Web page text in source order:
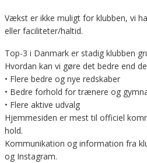
Vækst er ikke muligt for klubben, vi
eller faciliteter/haltid.
Top-3 i Danmark er stadig klubben
Hvordan kan vi gøre det bedre end
• Flere bedre og nye redskaber
• Bedre forhold for trænere og
• Flere aktive udvalg
Hjemmesiden er mest til officiel
hold.
Kommunikation og information fra
og Instagram.